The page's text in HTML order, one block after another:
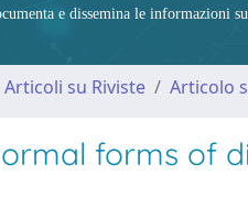
e dissemina le informazioni
Articoli su Riviste Articolo
forms of